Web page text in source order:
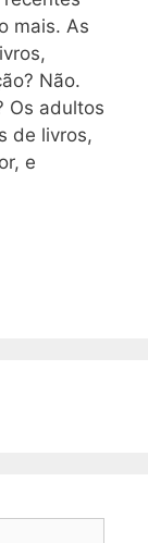
mais. As
Não.
Os adultos
de livros,
e